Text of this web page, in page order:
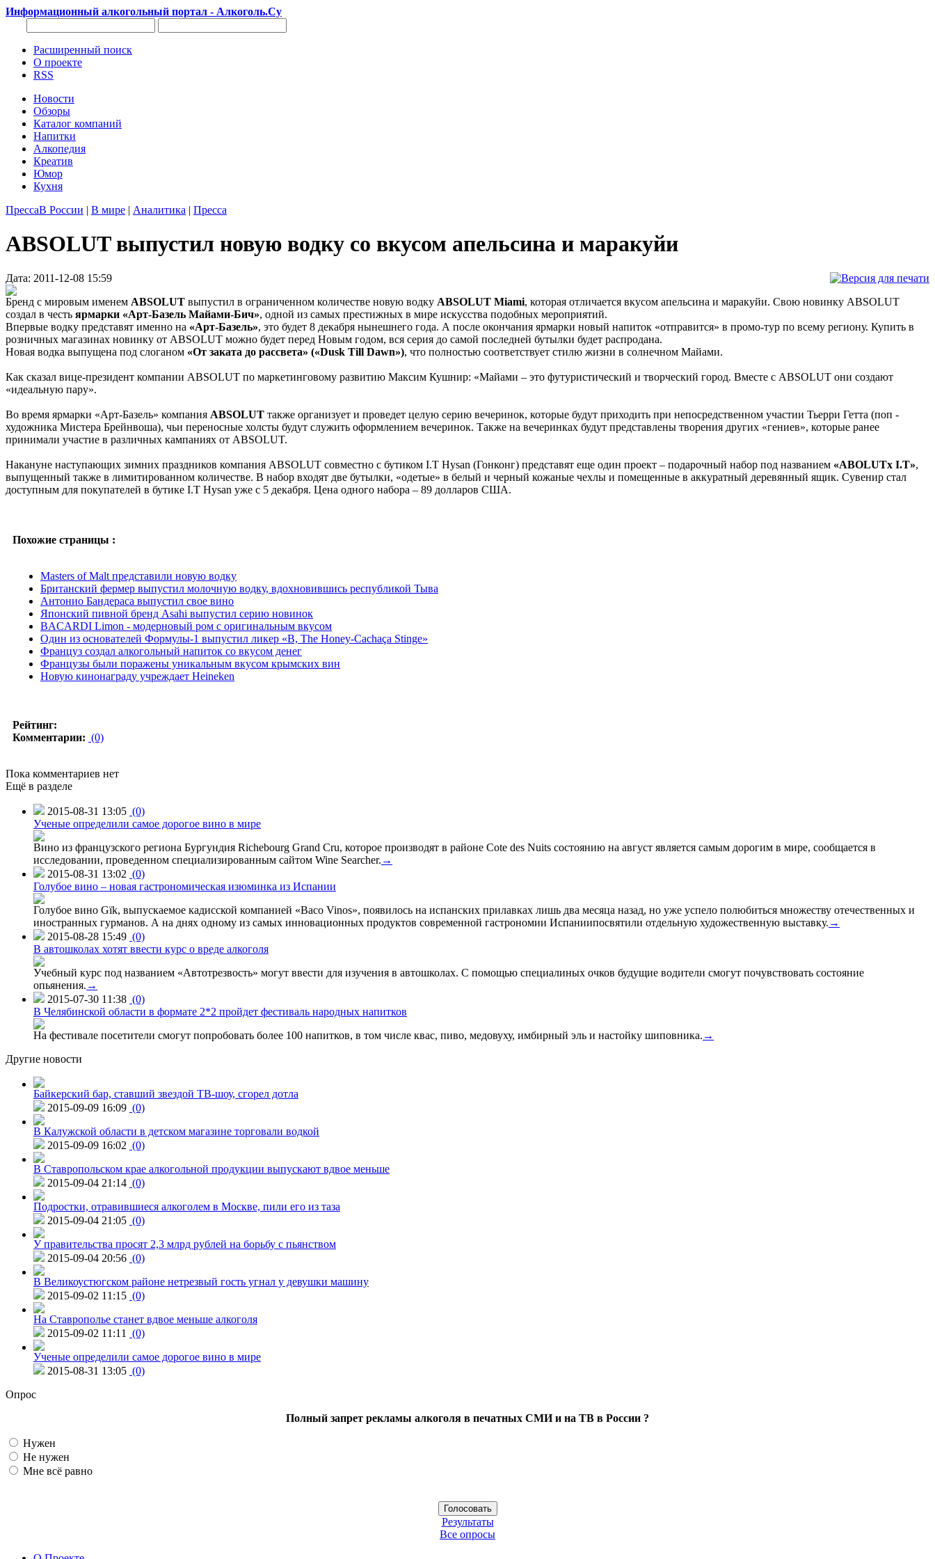
Информационный алкогольный портал - Алкоголь.Су
Расширенный поиск
О проекте
RSS
Новости
Обзоры
Каталог компаний
Напитки
Алкопедия
Креатив
Юмор
Кухня
ПрессаВ России | В мире | Аналитика | Пресса
ABSOLUT выпустил новую водку со вкусом апельсина и маракуйи
Дата: 2011-12-08 15:59
Бренд с мировым именем ABSOLUT выпустил в ограниченном количестве новую водку ABSOLUT Miami, которая отличается вкусом апельсина и маракуйи. Свою новинку ABSOLUT
создал в честь ярмарки «Арт-Базель Майами-Бич», одной из самых престижных в мире искусства подобных мероприятий.
Впервые водку представят именно на «Арт-Базель», это будет 8 декабря нынешнего года. А после окончания ярмарки новый напиток «отправится» в промо-тур по всему региону. Купить в
розничных магазинах новинку от ABSOLUT можно будет перед Новым годом, вся серия до самой последней бутылки будет распродана.
Новая водка выпущена под слоганом «От заката до рассвета» («Dusk Till Dawn»), что полностью соответствует стилю жизни в солнечном Майами.
Как сказал вице-президент компании ABSOLUT по маркетинговому развитию Максим Кушнир: «Майами – это футуристический и творческий город. Вместе с ABSOLUT они создают
«идеальную пару».
Во время ярмарки «Арт-Базель» компания ABSOLUT также организует и проведет целую серию вечеринок, которые будут приходить при непосредственном участии Тьерри Гетта (поп -
художника Мистера Брейнвоша), чьи переносные холсты будут служить оформлением вечеринок. Также на вечеринках будут представлены творения других «гениев», которые ранее
принимали участие в различных кампаниях от ABSOLUT.
Накануне наступающих зимних праздников компания ABSOLUT совместно с бутиком I.T Hysan (Гонконг) представят еще один проект – подарочный набор под названием «ABOLUTx I.T»,
выпущенный также в лимитированном количестве. В набор входят две бутылки, «одетые» в белый и черный кожаные чехлы и помещенные в аккуратный деревянный ящик. Сувенир стал
доступным для покупателей в бутике I.T Hysan уже с 5 декабря. Цена одного набора – 89 долларов США.
Похожие страницы :
Masters of Malt представили новую водку
Британский фермер выпустил молочную водку, вдохновившись республикой Тыва
Антонио Бандераса выпустил свое вино
Японский пивной бренд Asahi выпустил серию новинок
BACARDI Limon - модерновый ром с оригинальным вкусом
Один из основателей Формулы-1 выпустил ликер «B, The Honey-Cachaça Stinge»
Француз создал алкогольный напиток со вкусом денег
Французы были поражены уникальным вкусом крымских вин
Новую кинонаграду учреждает Heineken
Рейтинг:
Комментарии: (0)
Пока комментариев нет
Ещё в разделе
2015-08-31 13:05 (0)
Ученые определили самое дорогое вино в мире
Вино из французского региона Бургундия Richebourg Grand Cru, которое производят в районе Cote des Nuits состоянию на август является самым дорогим в мире, сообщается в
исследовании, проведенном специализированным сайтом Wine Searcher. →
2015-08-31 13:02 (0)
Голубое вино – новая гастрономическая изюминка из Испании
Голубое вино Gïk, выпускаемое кадисской компанией «Baco Vinos», появилось на испанских прилавках лишь два месяца назад, но уже успело полюбиться множеству отечественных и
иностранных гурманов. А на днях одному из самых инновационных продуктов современной гастрономии Испаниипосвятили отдельную художественную выставку. →
2015-08-28 15:49 (0)
В автошколах хотят ввести курс о вреде алкоголя
Учебный курс под названием «Автотрезвость» могут ввести для изучения в автошколах. С помощью специалиных очков будущие водители смогут почувствовать состояние
опьянения. →
2015-07-30 11:38 (0)
В Челябинской области в формате 2*2 пройдет фестиваль народных напитков
На фестивале посетители смогут попробовать более 100 напитков, в том числе квас, пиво, медовуху, имбирный эль и настойку шиповника. →
Другие новости
Байкерский бар, ставший звездой ТВ-шоу, сгорел дотла
2015-09-09 16:09 (0)
В Калужской области в детском магазине торговали водкой
2015-09-09 16:02 (0)
В Ставропольском крае алкогольной продукции выпускают вдвое меньше
2015-09-04 21:14 (0)
Подростки, отравившиеся алкоголем в Москве, пили его из таза
2015-09-04 21:05 (0)
У правительства просят 2,3 млрд рублей на борьбу с пьянством
2015-09-04 20:56 (0)
В Великоустюгском районе нетрезвый гость угнал у девушки машину
2015-09-02 11:15 (0)
На Ставрополье станет вдвое меньше алкоголя
2015-09-02 11:11
(0)
Ученые определили самое дорогое вино в мире
2015-08-31 13:05 (0)
Опрос
Полный запрет рекламы алкоголя в печатных СМИ и на ТВ в России ?
Нужен
Не нужен
Мне всё равно
Результаты
Все опросы